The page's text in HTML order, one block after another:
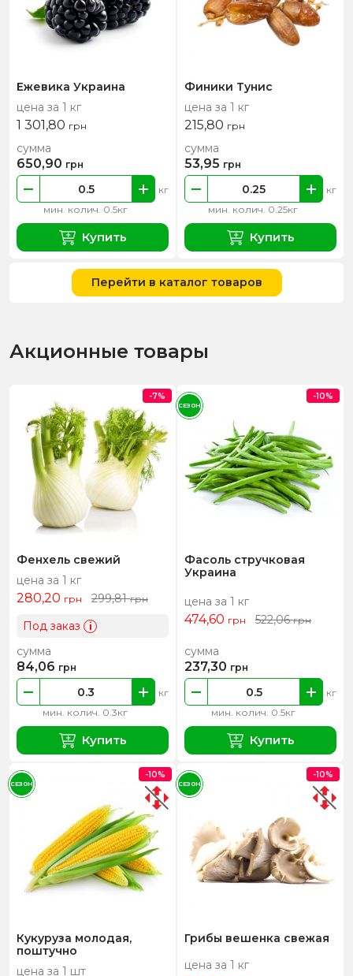
Ежевика Украина
цена за 1 кг
1 301,80 грн
мин. колич. 0.5кг
кг
сумма
650,90 грн
Купить
Финики Тунис
цена за 1 кг
215,80 грн
мин. колич. 0.25кг
кг
сумма
53,95 грн
Купить
Перейти в каталог товаров
Акционные товары
Фенхель свежий
цена за 1 кг
280,20 грн 299,81грн
Под заказ i
мин. колич. 0.3кг
кг
сумма
84,06 грн
Купить
-7%
Фасоль стручковая
Украина
цена за 1 кг
474,60 грн 522,06грн
мин. колич. 0.5кг
кг
сумма
237,30 грн
Купить
-10%
СЕЗОН
Кукуруза молодая,
поштучно
цена за 1 шт
-10%
СЕЗОН
Грибы вешенка свежая
цена за 1 кг
-10%
СЕЗОН